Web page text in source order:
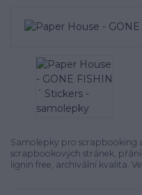
Samolepky pro scrapbooking
scrapbookových stránek,
lignin free, archivální kvalita.